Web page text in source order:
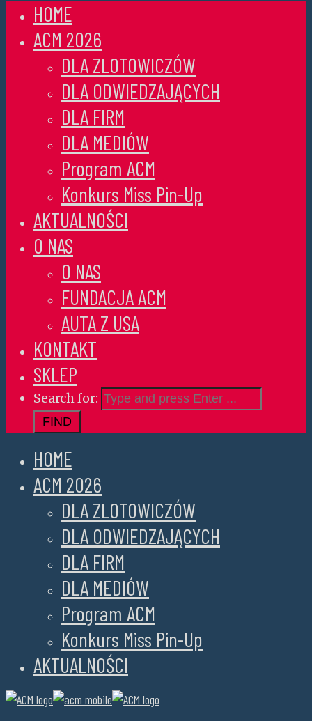
HOME
ACM 2026
DLA ZLOTOWICZÓW
DLA ODWIEDZAJĄCYCH
DLA FIRM
DLA MEDIÓW
Program ACM
Konkurs Miss Pin-Up
AKTUALNOŚCI
O NAS
O NAS
FUNDACJA ACM
AUTA Z USA
KONTAKT
SKLEP
Search for:
HOME
ACM 2026
DLA ZLOTOWICZÓW
DLA ODWIEDZAJĄCYCH
DLA FIRM
DLA MEDIÓW
Program ACM
Konkurs Miss Pin-Up
AKTUALNOŚCI